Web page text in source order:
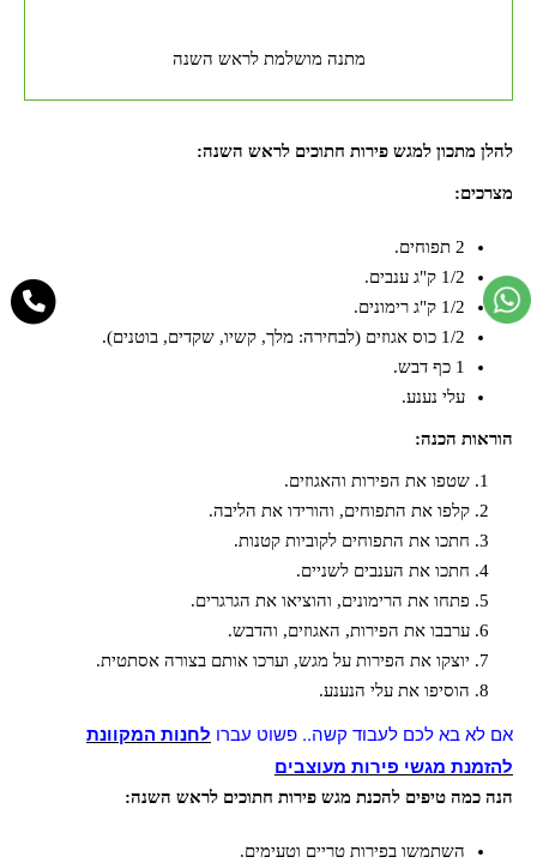
מתנה מושלמת לראש השנה
להלן מתכון למגש פירות חתוכים לראש השנה:
מצרכים:
2 תפוחים.
1/2 ק"ג ענבים.
1/2 ק"ג רימונים.
1/2 כוס אגוזים (לבחירה: מלך, קשיו, שקדים, בוטנים).
1 כף דבש.
עלי נענע.
הוראות הכנה:
שטפו את הפירות והאגוזים.
קלפו את התפוחים, והורידו את הליבה.
חתכו את התפוחים לקוביות קטנות.
חתכו את הענבים לשניים.
פתחו את הרימונים, והוציאו את הגרגרים.
ערבבו את הפירות, האגוזים, והדבש.
יוצקו את הפירות על מגש, וערכו אותם בצורה אסתטית.
הוסיפו את עלי הנענע.
אם לא בא לכם לעבוד קשה.. פשוט עברו לחנות המקוונת
להזמנת מגשי פירות מעוצבים
הנה כמה טיפים להכנת מגש פירות חתוכים לראש השנה:
השתמשו בפירות טריים וטעימים.